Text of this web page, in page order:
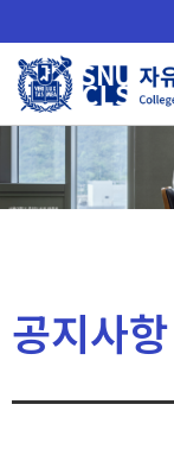
로
메
공지사항